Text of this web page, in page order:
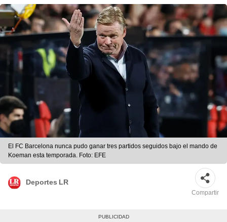
El FC Barcelona nunca pudo ganar tres partidos seguidos bajo el mando de
Koeman esta temporada. Foto: EFE
Deportes LR
Compartir